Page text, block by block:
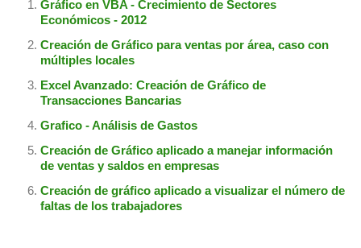
Gráfico en VBA - Crecimiento de Sectores
Económicos - 2012
Creación de Gráfico para ventas por área, caso con
múltiples locales
Excel Avanzado: Creación de Gráfico de
Transacciones Bancarias
Grafico - Análisis de Gastos
Creación de Gráfico aplicado a manejar información
de ventas y saldos en empresas
Creación de gráfico aplicado a visualizar el número de
faltas de los trabajadores